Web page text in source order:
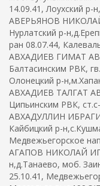
14.09.41, Лоухский р-
АВЕРЬЯНОВ
Нурлатский р-
ран 08.07.44,
АВХАДИЕВ ГИМАТ
Балтасинским РВК,
Олонецкий р-
АВХАДИЕВ ТАЛГАТ
Ципьинским РВК,
АВХАДУЛЛИН
Кайбицкий р-
Медвежьегорское
АГАПОВ НИКОЛАЙ
н,д.Танаево, моб.
25.10.41,